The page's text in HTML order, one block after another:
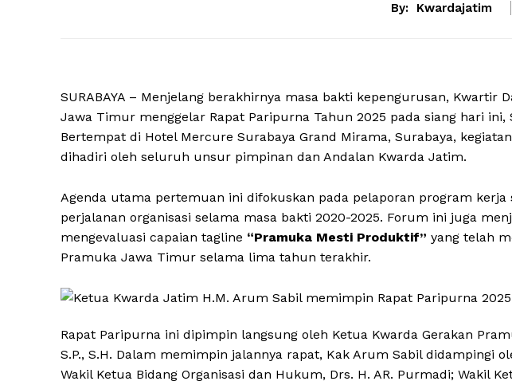
By: Kwardajatim
SURABAYA – Menjelang berakhirnya masa bakti kepengurusan, Kwartir
Jawa Timur menggelar Rapat Paripurna Tahun 2025 pada siang hari ini,
Bertempat di Hotel Mercure Surabaya Grand Mirama, Surabaya,
dihadiri oleh seluruh unsur pimpinan dan Andalan Kwarda Jatim.
Agenda utama pertemuan ini difokuskan pada pelaporan program
perjalanan organisasi selama masa bakti 2020-2025. Forum ini juga
mengevaluasi capaian tagline “Pramuka Mesti Produktif” yang telah
Pramuka Jawa Timur selama lima tahun terakhir.
Rapat Paripurna ini dipimpin langsung oleh Ketua Kwarda Gerakan
S.P., S.H. Dalam memimpin jalannya rapat, Kak Arum Sabil didampingi
Wakil Ketua Bidang Organisasi dan Hukum, Drs. H. AR. Purmadi; Wakil